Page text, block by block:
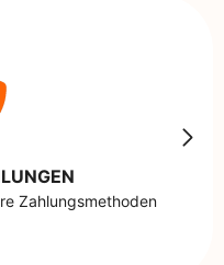
Zahlungsmethoden